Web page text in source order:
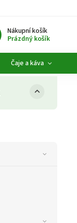
Nákupní košík
Prázdný košík
Čaje a káva